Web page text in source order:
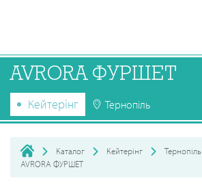
AVRORA ФУРШЕТ
Кейтерінг Тернопіль
Каталог Кейтерінг
Тернопіль
AVRORA ФУРШЕТ